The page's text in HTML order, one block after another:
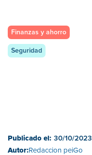
Finanzas y ahorro
Seguridad
Publicado el: 30/10/2023
Autor:Redaccion peiGo